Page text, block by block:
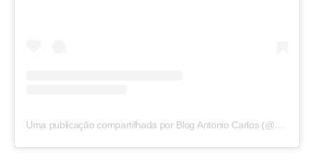
Uma publicação compartilhada por Blog Antonio Carlos (@blogantoniocarlos)